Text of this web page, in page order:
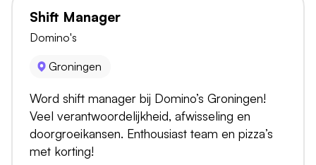
Shift Manager
Domino's
Groningen
Word shift manager bij Domino’s Groningen!
Veel verantwoordelijkheid, afwisseling en
doorgroeikansen. Enthousiast team en pizza’s
met korting!